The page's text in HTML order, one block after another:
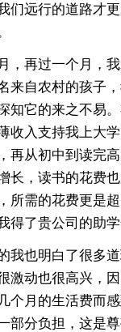
们远行的道路才
再过一个月，我
来自农村的孩子
知它的来之不易
收入支持我上大
再从初中到读完
长，读书的花费
所需的花费更是
得了贵公司的助学
也明白了很多道
激动也很高兴，
个月的生活费而
部分负担，这是